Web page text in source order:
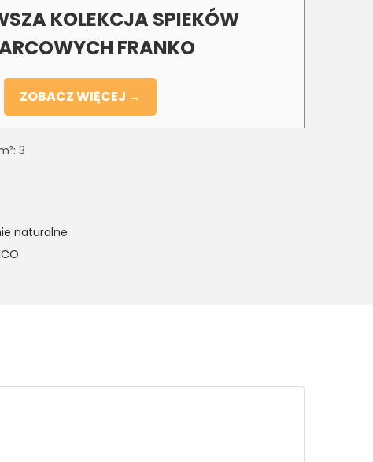
KOLEKCJA SPIEKÓW
FRANKO
ZOBACZ WIĘCEJ →
3
naturalne